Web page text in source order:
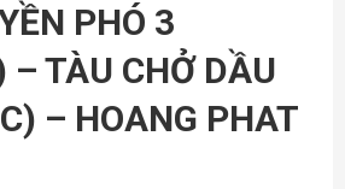
PHÓ 3
– TÀU CHỞ DẦU
– HOANG PHAT